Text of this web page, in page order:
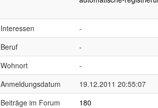
Interessen
-
Beruf
-
Wohnort
-
Anmeldungsdatum
19.12.2011 20:55:07
Beiträge im Forum
180